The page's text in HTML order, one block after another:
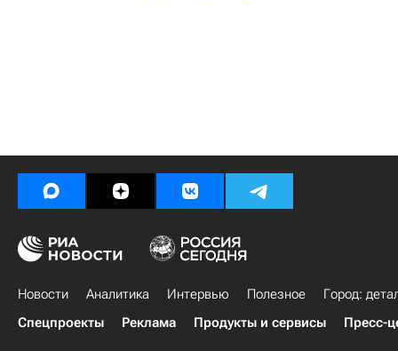
Новости Аналитика Интервью Полезное
Город:
Спецпроекты
Реклама Продукты и сервисы Пресс-